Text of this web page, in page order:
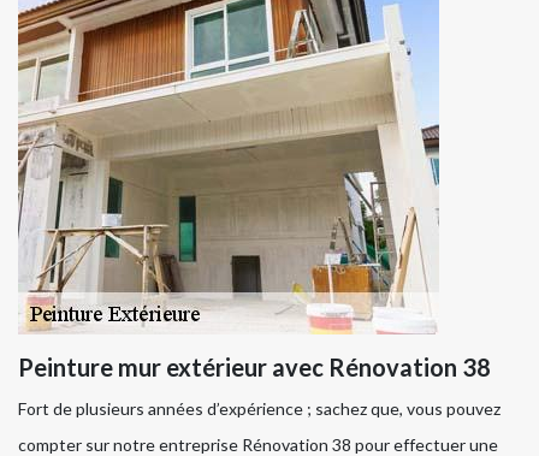
Peinture mur extérieur avec Rénovation 38
Fort de plusieurs années d’expérience ; sachez que, vous pouvez
compter sur notre entreprise Rénovation 38 pour effectuer une